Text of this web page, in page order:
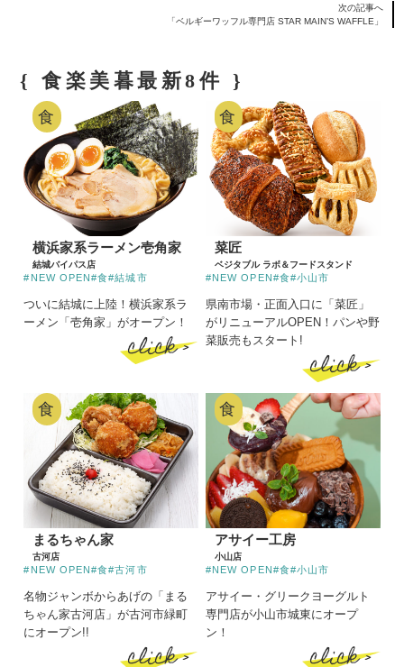
次の記事へ
「ベルギーワッフル専門店 STAR MAIN’S WAFFLE」
{ 食楽美暮最新8件 }
食
横浜家系ラーメン壱角家
結城バイパス店
#NEW OPEN#食#結城市
ついに結城に上陸！横浜家系ラ
ーメン「壱角家」がオープン！
click >
食
菜匠
ベジタブル ラボ＆フードスタンド
#NEW OPEN#食#小山市
県南市場・正面入口に「菜匠」
がリニューアルOPEN！パンや野
菜販売もスタート!
click >
食
まるちゃん家
古河店
#NEW OPEN#食#古河市
名物ジャンボからあげの「まる
ちゃん家古河店」が古河市緑町
にオープン!!
click >
食
アサイー工房
小山店
#NEW OPEN#食#小山市
アサイー・グリークヨーグルト
専門店が小山市城東にオープ
ン！
click >